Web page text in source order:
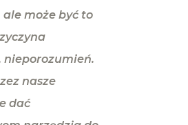
może być to
nasze
dać